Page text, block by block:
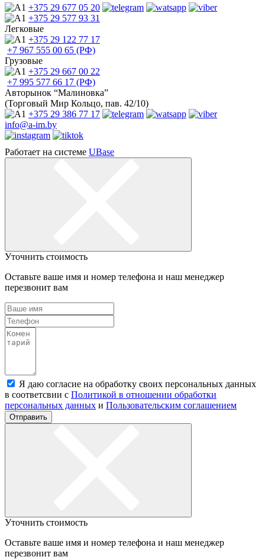
+375 29 677 05 20
+375 29 577 93 31
Легковые
+375 29 122 77 17
+7 967 555 00 65 (РФ)
Грузовые
+375 29 667 00 22
+7 995 577 66 17 (РФ)
Авторынок “Малиновка”
(Торговый Мир Кольцо, пав. 42/10)
+375 29 386 77 17
info@a-im.by
Работает на системе UBase
Уточнить стоимость
Оставьте ваше имя и номер телефона и наш менеджер
перезвонит вам
Я даю согласие на обработку своих персональных данных
в соответсвии с Политикой в отношении обработки
персональных данных и Пользовательским соглашением
Отправить
Уточнить стоимость
Оставьте ваше имя и номер телефона и наш менеджер
перезвонит вам